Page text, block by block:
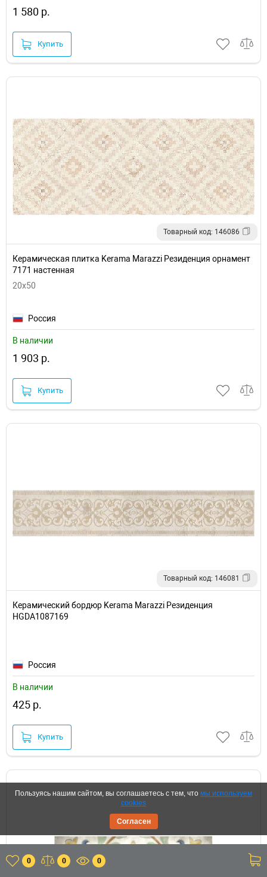
1 580 р.
Купить
Товарный код: 146086
Керамическая плитка Kerama Marazzi Резиденция орнамент
7171 настенная
20x50
Россия
В наличии
1 903 р.
Купить
Товарный код: 146081
Керамический бордюр Kerama Marazzi Резиденция
HGDA1087169
Россия
В наличии
425 р.
Купить
0 0 0
Пользуясь нашим сайтом, вы соглашаетесь с тем, что мы используем
cookies
Согласен